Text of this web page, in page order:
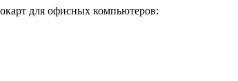
для офисных компьютеров: